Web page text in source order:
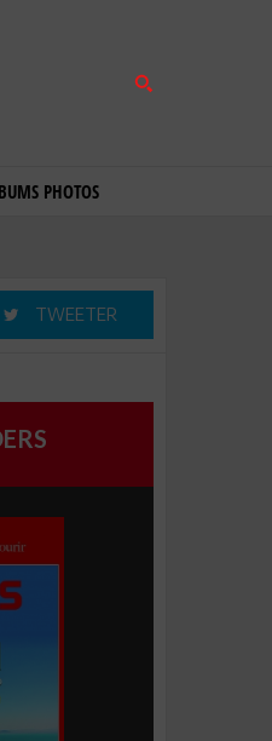
PHOTOS
TWEETER